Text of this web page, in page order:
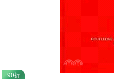
90折